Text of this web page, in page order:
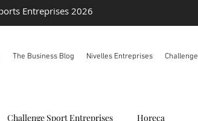
Entreprises 2026
The Business Blog Nivelles Entreprises Challenge
Challenge Sport Entreprises Horeca